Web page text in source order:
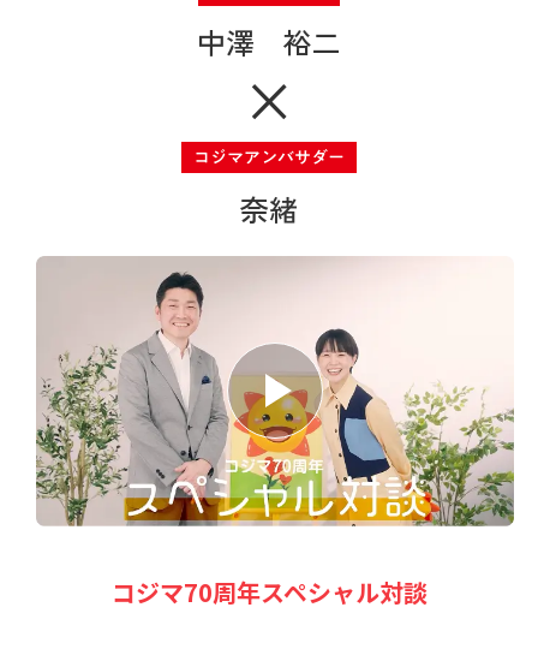
中澤 裕二
コジマアンバサダー
奈緒
コジマ70周年スペシャル対談